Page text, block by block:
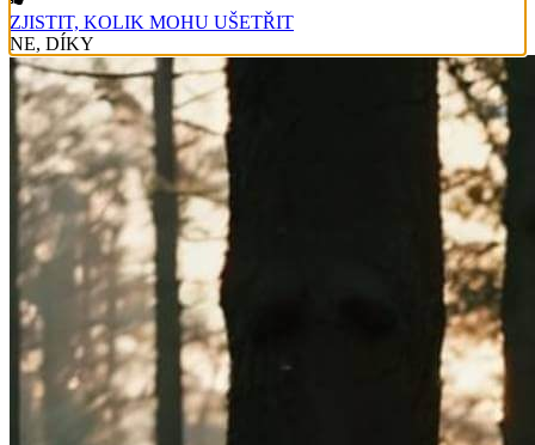
ZJISTIT, KOLIK MOHU UŠETŘIT
NE, DÍKY